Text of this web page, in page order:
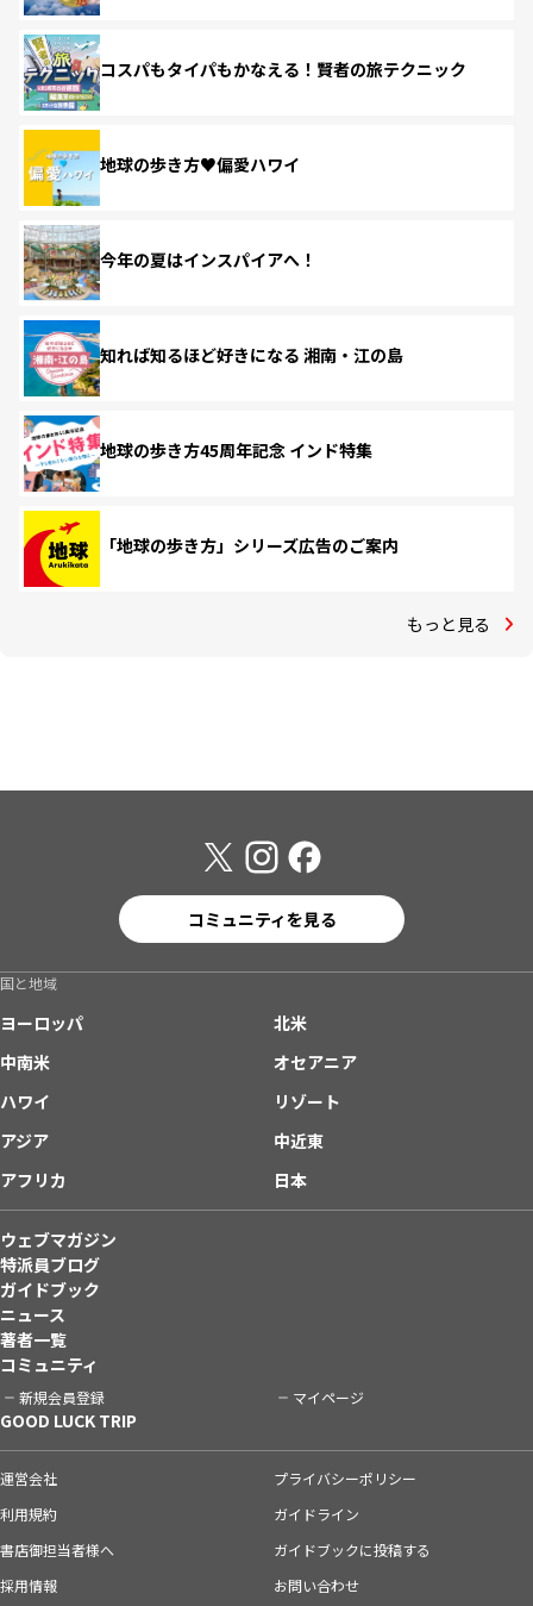
コスパもタイパもかなえる！賢者の旅テクニック
地球の歩き方♥偏愛ハワイ
今年の夏はインスパイアへ！
知れば知るほど好きになる 湘南・江の島
地球の歩き方45周年記念 インド特集
「地球の歩き方」シリーズ広告のご案内
もっと見る
コミュニティを見る
国と地域
ヨーロッパ
北米
中南米
オセアニア
ハワイ
リゾート
アジア
中近東
アフリカ
日本
ウェブマガジン
特派員ブログ
ガイドブック
ニュース
著者一覧
コミュニティ
新規会員登録 マイページ
GOOD LUCK TRIP
運営会社
プライバシーポリシー
利用規約
ガイドライン
書店御担当者様へ
ガイドブックに投稿する
採用情報
お問い合わせ